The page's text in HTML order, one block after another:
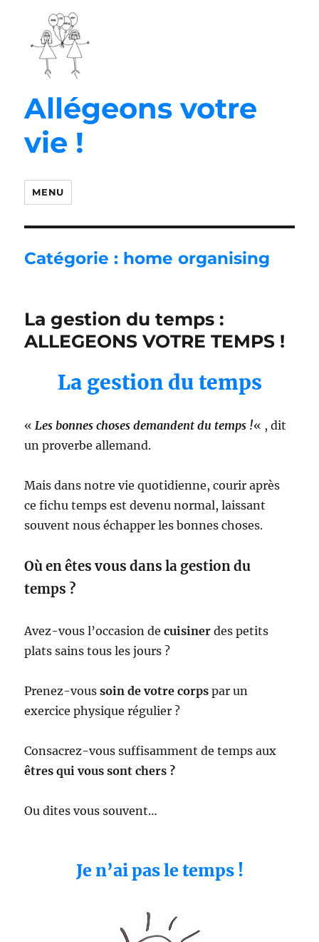
Allégeons votre
vie !
MENU
Catégorie : home organising
La gestion du temps :
ALLEGEONS VOTRE TEMPS !
La gestion du temps
«Les bonnes choses demandent du temps !« , dit
un proverbe allemand.
Mais dans notre vie quotidienne, courir après
ce fichu temps est devenu normal, laissant
souvent nous échapper les bonnes choses.
Où en êtes vous dans la gestion du
temps ?
Avez-vous l’occasion decuisiner des petits
plats sains tous les jours ?
Prenez-voussoin de votre corps par un
exercice physique régulier ?
Consacrez-vous suffisamment de temps aux
êtres qui vous sont chers ?
Ou dites vous souvent…
Je n’ai pas le temps !